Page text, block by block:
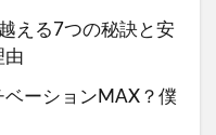
える7つの秘訣と安
由
ーションMAX？僕